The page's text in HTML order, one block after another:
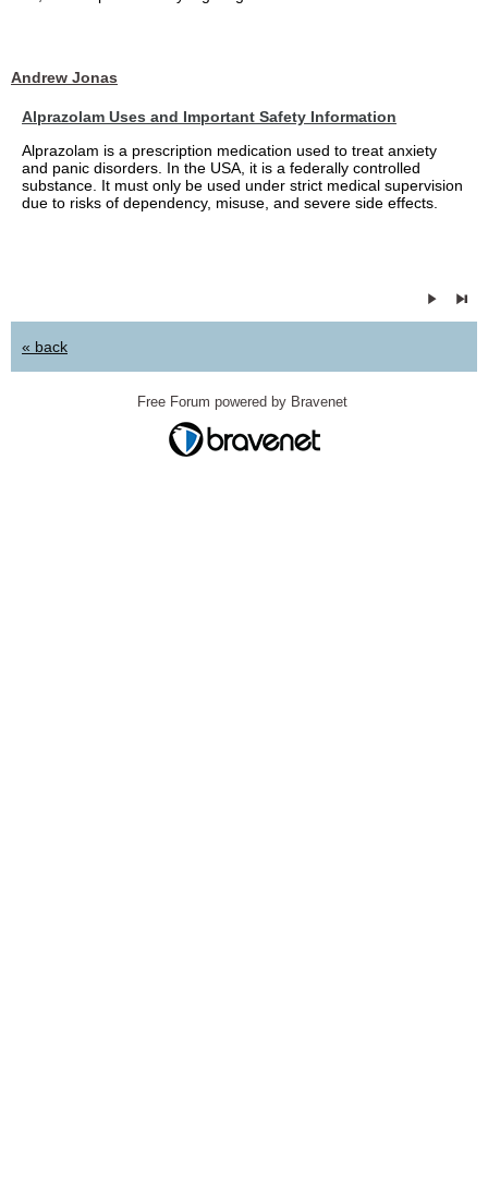
Andrew Jonas
Alprazolam Uses and Important Safety Information
Alprazolam is a prescription medication used to treat anxiety
and panic disorders. In the USA, it is a federally controlled
substance. It must only be used under strict medical supervision
due to risks of dependency, misuse, and severe side effects.
« back
Free Forum powered by Bravenet